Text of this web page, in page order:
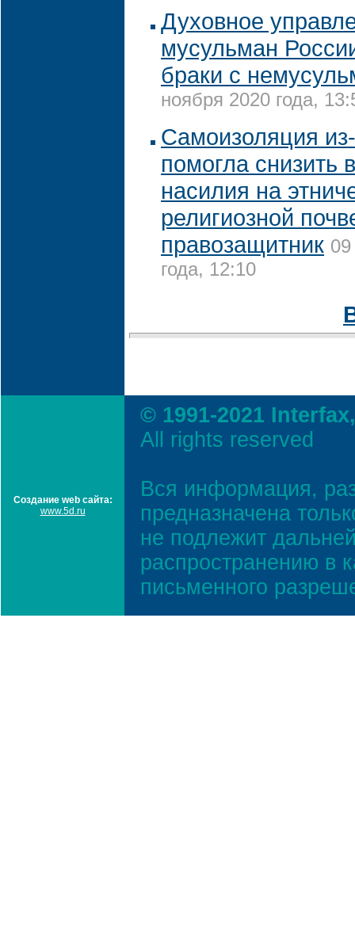
Духовное
мусульман
браки с
ноября 2020 года,
Самоизоляция
помогла снизить
насилия на
религиозной
правозащитник
года, 12:10
Создание web сайта:
www.5d.ru
© 1991-2021
All rights reserved
Вся информация,
предназначена
не подлежит
распространению в
письменного